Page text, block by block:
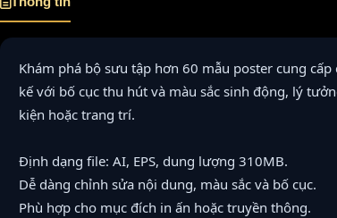
Khám phá bộ sưu tập hơn 60 mẫu poster cung
kế với bố cục thu hút và màu sắc sinh động, lý
kiện hoặc trang trí.
Định dạng file: AI, EPS, dung lượng 310MB.
Dễ dàng chỉnh sửa nội dung, màu sắc và bố cục.
Phù hợp cho mục đích in ấn hoặc truyền thông.